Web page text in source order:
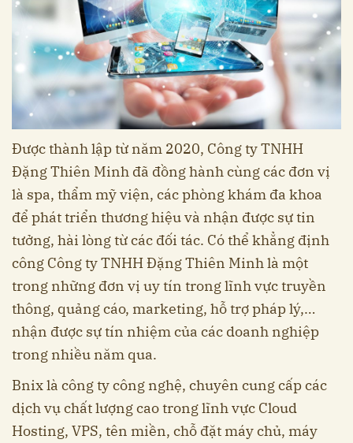
Được thành lập từ năm 2020, Công ty TNHH
Đặng Thiên Minh đã đồng hành cùng các đơn vị
là spa, thẩm mỹ viện, các phòng khám đa khoa
để phát triển thương hiệu và nhận được sự tin
tưởng, hài lòng từ các đối tác. Có thể khẳng định
công Công ty TNHH Đặng Thiên Minh là một
trong những đơn vị uy tín trong lĩnh vực truyền
thông, quảng cáo, marketing, hỗ trợ pháp lý,…
nhận được sự tín nhiệm của các doanh nghiệp
trong nhiều năm qua.
Bnix là công ty công nghệ, chuyên cung cấp các
dịch vụ chất lượng cao trong lĩnh vực Cloud
Hosting, VPS, tên miền, chỗ đặt máy chủ, máy